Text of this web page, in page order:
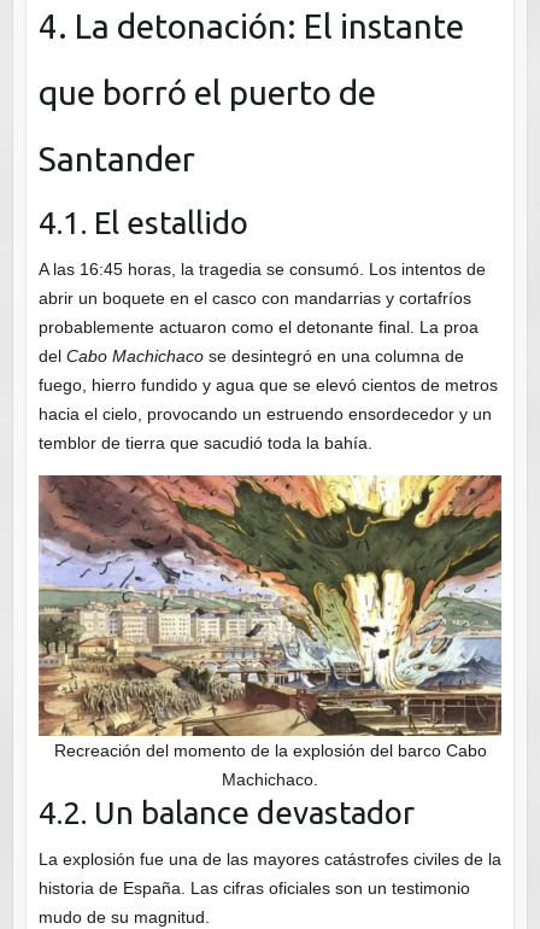
4. La detonación: El instante
que borró el puerto de
Santander
4.1. El estallido
A las 16:45 horas, la tragedia se consumó. Los intentos de
abrir un boquete en el casco con mandarrias y cortafríos
probablemente actuaron como el detonante final. La proa
del Cabo Machichacose desintegró en una columna de
fuego, hierro fundido y agua que se elevó cientos de metros
hacia el cielo, provocando un estruendo ensordecedor y un
temblor de tierra que sacudió toda la bahía.
Recreación del momento de la explosión del barco Cabo
Machichaco.
4.2. Un balance devastador
La explosión fue una de las mayores catástrofes civiles de la
historia de España. Las cifras oficiales son un testimonio
mudo de su magnitud.